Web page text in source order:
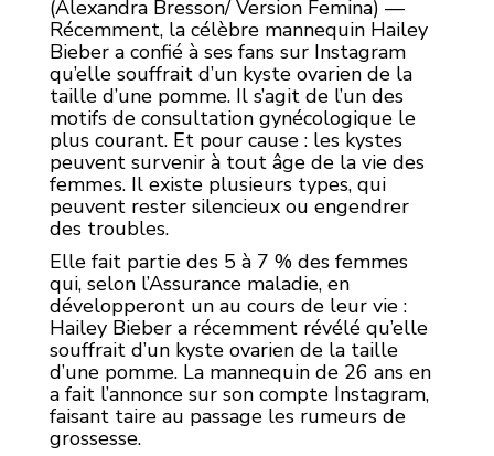
(Alexandra Bresson/ Version Femina) —
Récemment, la célèbre mannequin Hailey
Bieber a confié à ses fans sur Instagram
qu’elle souffrait d’un kyste ovarien de la
taille d’une pomme. Il s’agit de l’un des
motifs de consultation gynécologique le
plus courant. Et pour cause : les kystes
peuvent survenir à tout âge de la vie des
femmes. Il existe plusieurs types, qui
peuvent rester silencieux ou engendrer
des troubles.
Elle fait partie des 5 à 7 % des femmes
qui, selon l’Assurance maladie, en
développeront un au cours de leur vie :
Hailey Bieber a récemment révélé qu’elle
souffrait d’un kyste ovarien de la taille
d’une pomme. La mannequin de 26 ans en
a fait l’annonce sur son compte Instagram,
faisant taire au passage les rumeurs de
grossesse.